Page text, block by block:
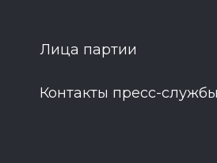
Лица партии
Контакты пресс-службы